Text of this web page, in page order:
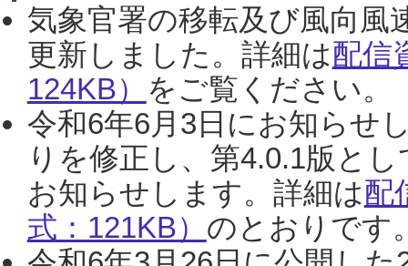
気象官署の移転及び風向風
更新しました。詳細は配信
124KB） をご覧ください。
令和6年6月3日にお知らせ
りを修正し、第4.0.1版と
お知らせします。詳細は配
式：121KB） のとおりです